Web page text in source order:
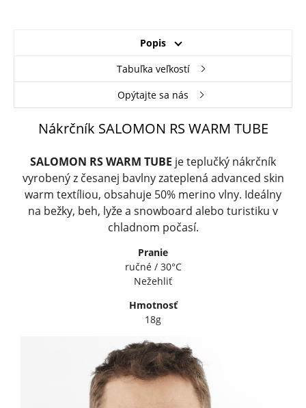
Popis
Tabuľka veľkostí
Opýtajte sa nás
Nákrčník SALOMON RS WARM TUBE
SALOMON RS WARM TUBE je teplučký nákrčník
vyrobený z česanej bavlny zateplená advanced skin
warm textíliou, obsahuje 50% merino vlny. Ideálny
na bežky, beh, lyže a snowboard alebo turistiku v
chladnom počasí.
Pranie
ručné / 30°C
Nežehliť
Hmotnosť
18g